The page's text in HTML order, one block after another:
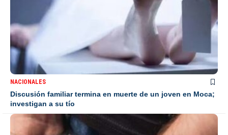
NACIONALES
Discusión familiar termina en muerte de un joven en Moca;
investigan a su tío